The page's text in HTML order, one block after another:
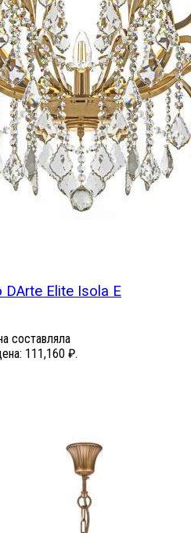
Elite Isola E
составляла
111,160 ₽.